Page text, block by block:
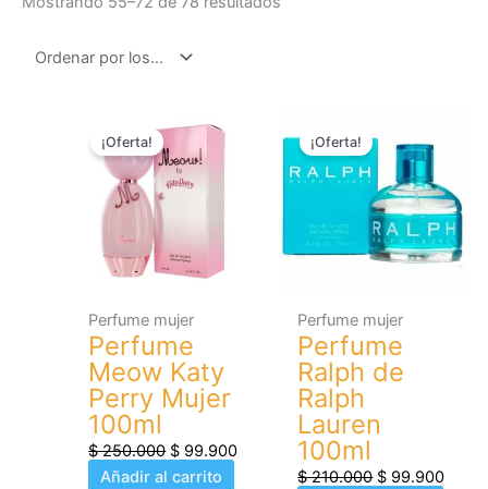
¡Oferta!
Perfume mujer
Perfume
Meow Katy
Perry Mujer
100ml
$250.000
precio
original
$ 99.900
precio
Añadir al carrito
¡Oferta!
Perfume mujer
Perfume
Ralph de
Ralph
Lauren
100ml
$210.000
precio
original
era:
$ 210.000.
$ 99.900
es:
$